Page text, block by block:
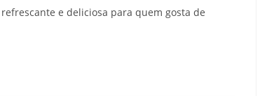
e deliciosa para quem gosta de